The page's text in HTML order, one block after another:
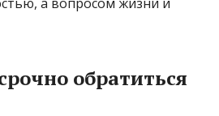
обратиться